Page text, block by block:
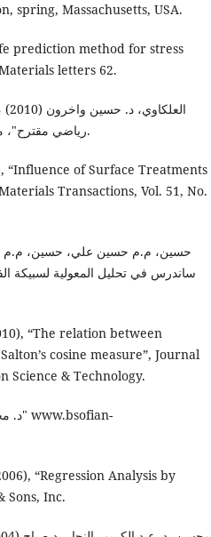
spring, Massachusetts, USA.
prediction method for stress
letters 62.
رياضي مقترح"، مجلة الهندسة والتكنولوجيا، المجلد28، العدد19.
“Influence of Surface Treatments
Transactions, Vol. 51, No.
ساندرس في تحليل المعولية لسبيكة
“The relation between
cosine measure”, Journal
Science & Technology.
“Regression Analysis by
Sons, Inc.